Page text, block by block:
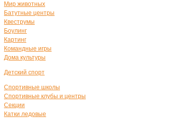
Мир животных
Батутные центры
Квеструмы
Боулинг
Картинг
Командные игры
Дома культуры
Детский спорт
Спортивные школы
Спортивные клубы и центры
Секции
Катки ледовые